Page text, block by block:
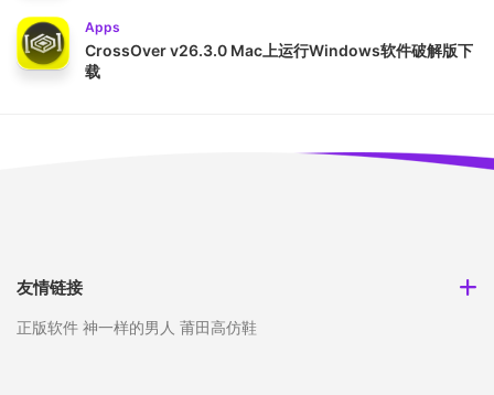
Apps
CrossOver v26.3.0 Mac上运行Windows软件破解版下
载
友情链接
正版软件 神一样的男人 莆田高仿鞋